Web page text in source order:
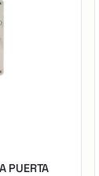
PUERTA